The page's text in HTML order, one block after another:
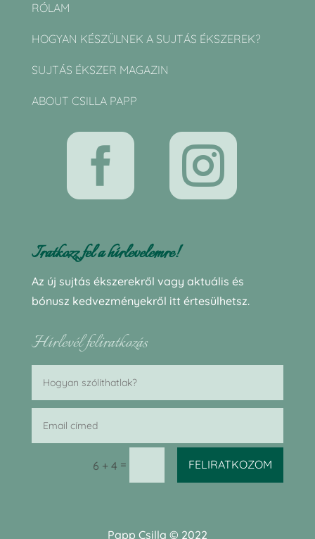
RÓLAM
HOGYAN KÉSZÜLNEK A SUJTÁS ÉKSZEREK?
SUJTÁS ÉKSZER MAGAZIN
ABOUT CSILLA PAPP
 
Iratkozz fel a hírlevelemre!
Az új sujtás ékszerekről vagy aktuális és
bónusz kedvezményekről itt értesülhetsz.
Hírlevél feliratkozás
6 + 4 = FELIRATKOZOM
Papp Csilla © 2022